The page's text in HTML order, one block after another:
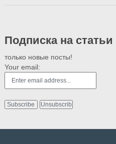
Подписка на статьи
только новые посты!
Your email: